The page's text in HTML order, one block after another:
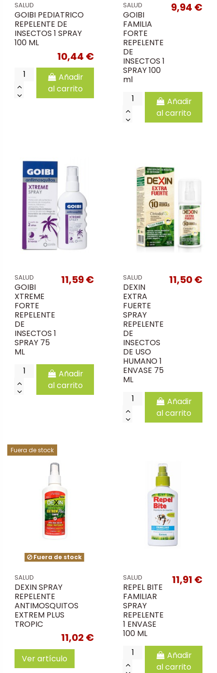
SALUD
GOIBI PEDIATRICO
REPELENTE DE
INSECTOS 1 SPRAY
100 ML
10,44 €
Añadir
al carrito
SALUD
GOIBI
FAMILIA
FORTE
REPELENTE
DE
INSECTOS 1
SPRAY 100
ml
9,94 €
Añadir
al carrito
SALUD
GOIBI
XTREME
FORTE
REPELENTE
DE
INSECTOS 1
SPRAY 75
ML
11,59 €
Añadir
al carrito
SALUD
DEXIN
EXTRA
FUERTE
SPRAY
REPELENTE
DE
INSECTOS
DE USO
HUMANO 1
ENVASE 75
ML
11,50 €
Añadir
al carrito
Fuera de stock
Fuera de stock
SALUD
DEXIN SPRAY
REPELENTE
ANTIMOSQUITOS
EXTREM PLUS
TROPIC
11,02 €
Ver artículo
SALUD
REPEL BITE
FAMILIAR
SPRAY
REPELENTE
1 ENVASE
100 ML
11,91 €
Añadir
al carrito